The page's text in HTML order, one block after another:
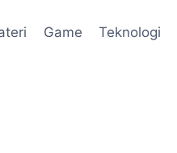
Game Teknologi